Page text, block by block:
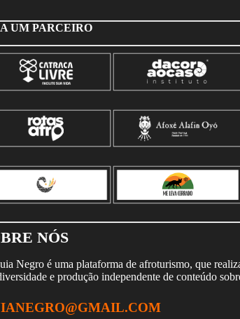
UM PARCEIRO
NÓS
Negro é uma plataforma de afroturismo, que
e produção independente de conteúdo